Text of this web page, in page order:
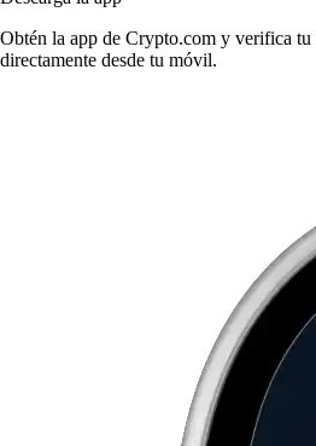
Obtén la app de Crypto.com y verifica
directamente desde tu móvil.